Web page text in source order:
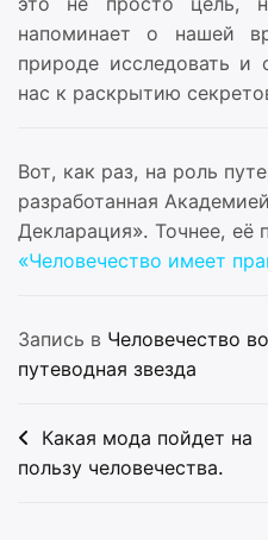
напоминает о нашей
природе исследовать и
нас к раскрытию
Вот, как раз, на роль
разработанная
Декларация». Точнее, её
«Человечество имеет
Запись в Человечество
путеводная звезда
Навигация
по
Какая мода пойдет на
пользу человечества.